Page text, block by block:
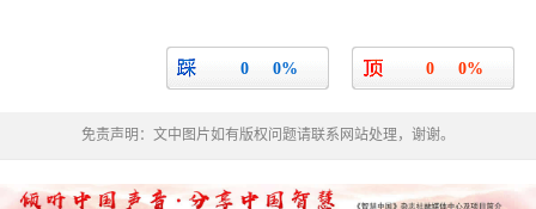
0 0%
0 0%
免责声明：文中图片如有版权问题请联系网站处理，谢谢。